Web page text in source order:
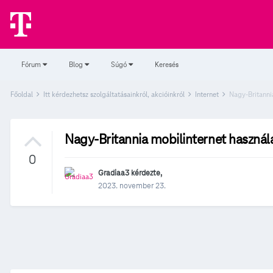
Fórum Blog Súgó Keresés
Főoldal Itt kérdezhetsz szolgáltatásainkról, akcióinkról Internet Nagy-
0
Nagy-Britannia mobilinternet
Gradiaa3 kérdezte,
2023. november 23.